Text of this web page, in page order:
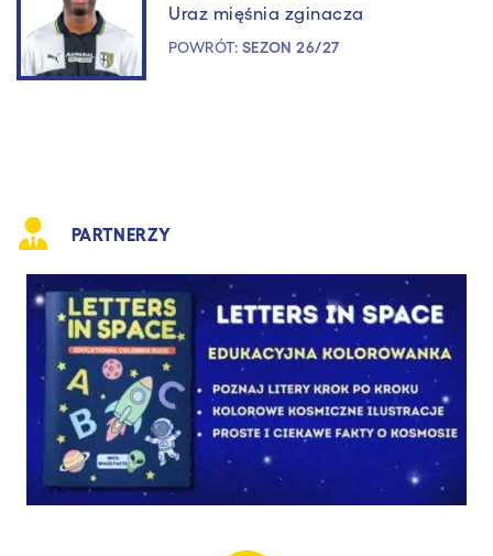
Uraz mięśnia zginacza
POWRÓT: SEZON 26/27
PARTNERZY